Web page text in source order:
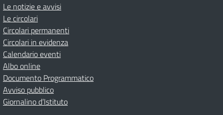
Le notizie e avvisi
Le circolari
Circolari permanenti
Circolari in evidenza
Calendario eventi
Albo online
Documento Programmatico
Avviso pubblico
Giornalino d’Istituto